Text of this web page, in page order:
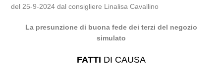
del 25-9-2024 dal consigliere Linalisa Cavallino
La presunzione di buona fede dei terzi del negozio
simulato
FATTI DI CAUSA